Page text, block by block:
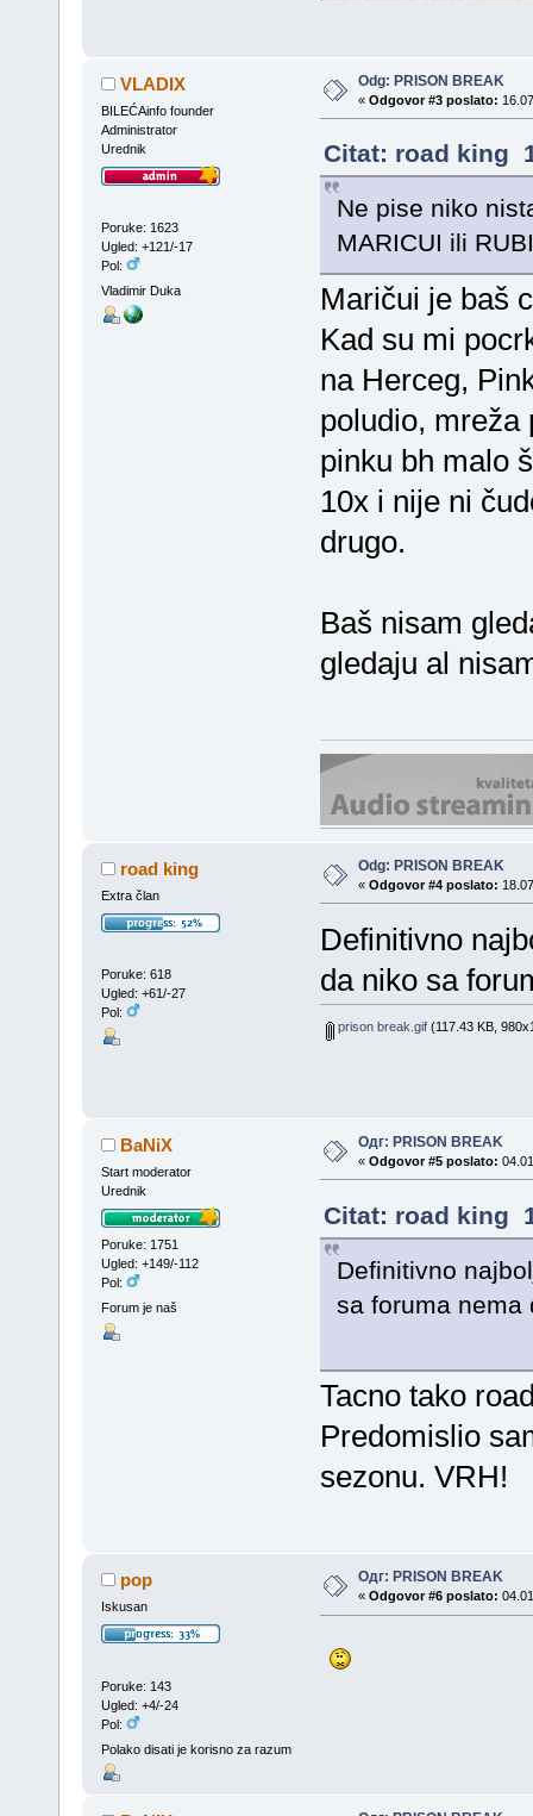
VLADIX
BILEĆAinfo founder
Administrator
Urednik
Poruke: 1623
Ugled: +121/-17
Pol:
Vladimir Duka
Odg: PRISON BREAK
« Odgovor #3 poslato:
Citat: road king
Ne pise niko
MARICUI ili
Maričui je baš
Kad su mi
na Herceg,
poludio, mreža
pinku bh malo
10x i nije ni
drugo.
Baš nisam
gledaju al
road king
Extra član
Poruke: 618
Ugled: +61/-27
Pol:
Odg: PRISON BREAK
« Odgovor #4 poslato:
Definitivno
da niko sa
prison break.gif(117.43 KB,
BaNiX
Start moderator
Urednik
Poruke: 1751
Ugled: +149/-112
Pol:
Forum je naš
Одг: PRISON BREAK
« Odgovor #5 poslato:
Citat: road king
Definitivno
sa foruma nema
Tacno tako
Predomislio
sezonu. VRH!
pop
Iskusan
Poruke: 143
Ugled: +4/-24
Pol:
Polako disati je korisno za razum
Одг: PRISON BREAK
« Odgovor #6 poslato: